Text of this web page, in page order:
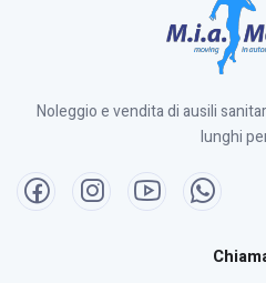
Noleggio e vendita di ausili
lunghi